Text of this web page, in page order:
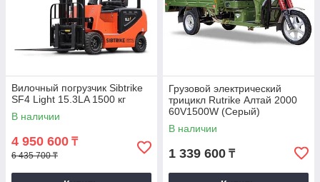
Вилочный погрузчик Sibtrike
SF4 Light 15.3LA 1500 кг
В наличии
4 950 600 ₸
6 435 700 ₸
Грузовой электрический
трицикл Rutrike Алтай 2000
60V1500W (Серый)
В наличии
1 339 600 ₸